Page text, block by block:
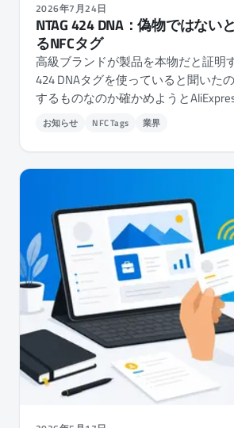
2026年7月24日
NTAG 424 DNA：偽物ではない
るNFCタグ
高級ブランドが製品を本物だと証明
424 DNAタグを使っていると聞いた
するものなのか確かめようと
してみました。その正体は、暗号化
たNFCタップカウンターでした。
iPhoneとAndroidで、それを読み取
て完全に設定できます。すべての鍵
イルの権限、そしてチップ自体の設
お知らせ NFC Tags 業界